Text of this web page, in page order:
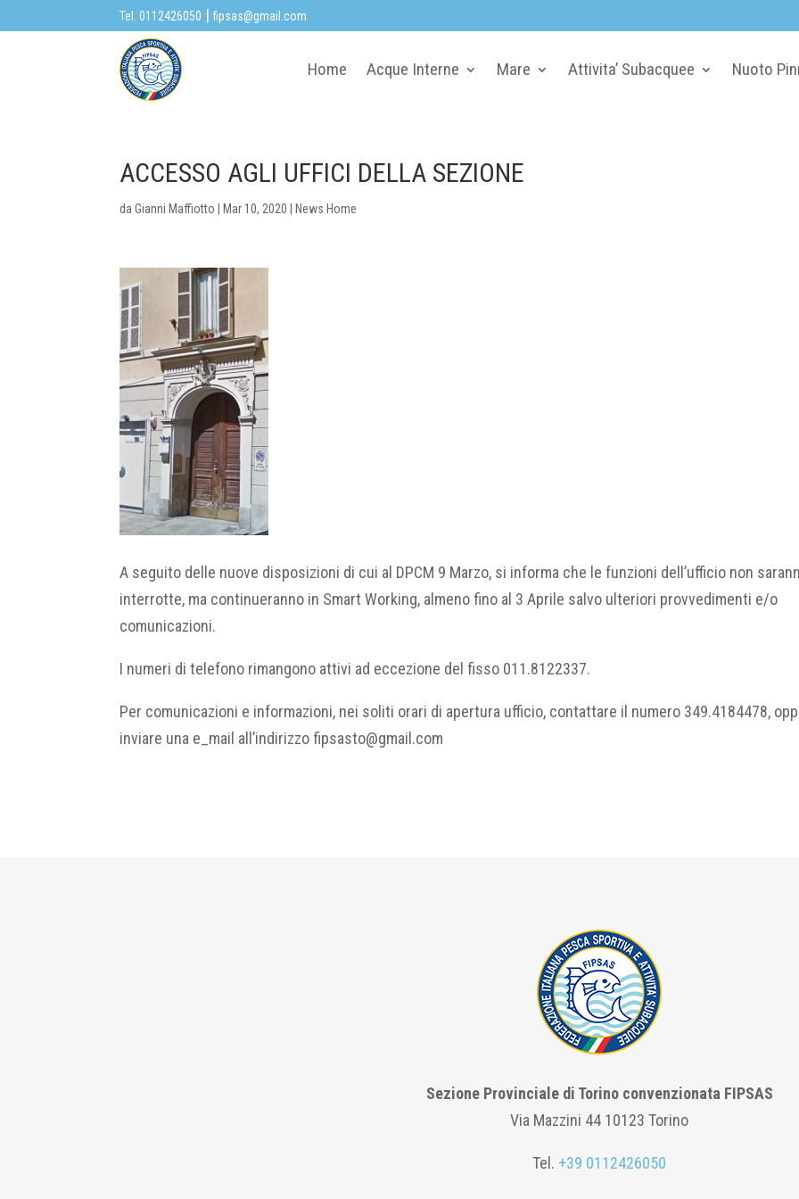
Tel. 0112426050 |fipsas@gmail.com
Home Acque Interne Mare Attivita’ Subacquee Nuoto
ACCESSO AGLI UFFICI DELLA SEZIONE
daGianni Maffiotto Mar 10, 2020 News Home
A seguito delle nuove disposizioni di cui al DPCM 9 Marzo, si informa che le funzioni dell’ufficio non
interrotte, ma continueranno in Smart Working, almeno fino al 3 Aprile salvo ulteriori provvedimenti e/o
comunicazioni.
I numeri di telefono rimangono attivi ad eccezione del fisso 011.8122337.
Per comunicazioni e informazioni, nei soliti orari di apertura ufficio, contattare il numero 349.4184478,
inviare una e_mail all’indirizzo fipsasto@gmail.com
Sezione Provinciale di Torino convenzionata FIPSAS
Via Mazzini 44 10123 Torino
Tel. +39 0112426050